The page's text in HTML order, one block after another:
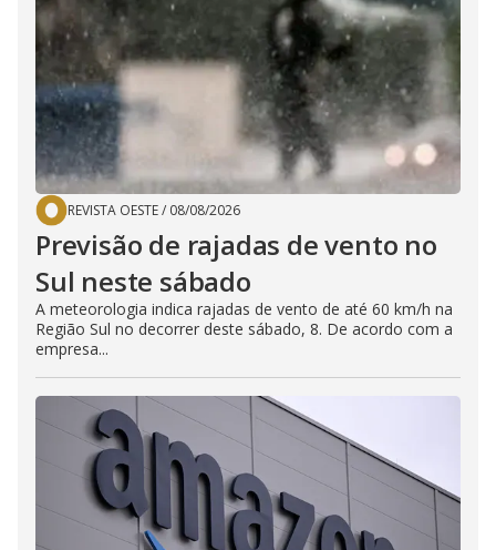
REVISTA OESTE/ 08/08/2026
Previsão de rajadas de vento no
Sul neste sábado
A meteorologia indica rajadas de vento de até 60 km/h na
Região Sul no decorrer deste sábado, 8. De acordo com a
empresa...